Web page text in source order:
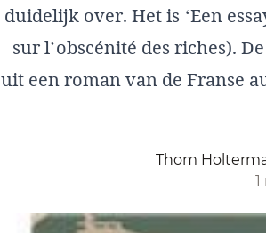
duidelijk over. Het is ‘Een
sur l’obscénité des riches).
uit een roman van de Franse
Thom